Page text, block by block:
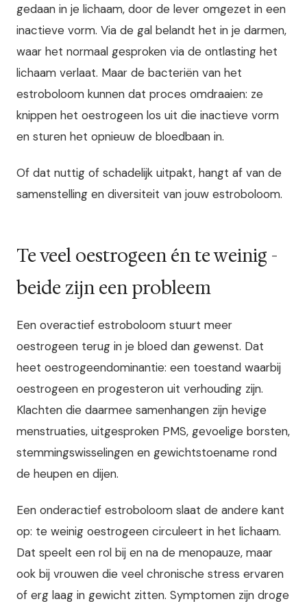
gedaan in je lichaam, door de lever omgezet in een
inactieve vorm. Via de gal belandt het in je darmen,
waar het normaal gesproken via de ontlasting het
lichaam verlaat. Maar de bacteriën van het
estroboloom kunnen dat proces omdraaien: ze
knippen het oestrogeen los uit die inactieve vorm
en sturen het opnieuw de bloedbaan in.
Of dat nuttig of schadelijk uitpakt, hangt af van de
samenstelling en diversiteit van jouw estroboloom.
Te veel oestrogeen én te weinig -
beide zijn een probleem
Een overactief estroboloom stuurt meer
oestrogeen terug in je bloed dan gewenst. Dat
heet oestrogeendominantie: een toestand waarbij
oestrogeen en progesteron uit verhouding zijn.
Klachten die daarmee samenhangen zijn hevige
menstruaties, uitgesproken PMS, gevoelige borsten,
stemmingswisselingen en gewichtstoename rond
de heupen en dijen.
Een onderactief estroboloom slaat de andere kant
op: te weinig oestrogeen circuleert in het lichaam.
Dat speelt een rol bij en na de menopauze, maar
ook bij vrouwen die veel chronische stress ervaren
of erg laag in gewicht zitten. Symptomen zijn droge